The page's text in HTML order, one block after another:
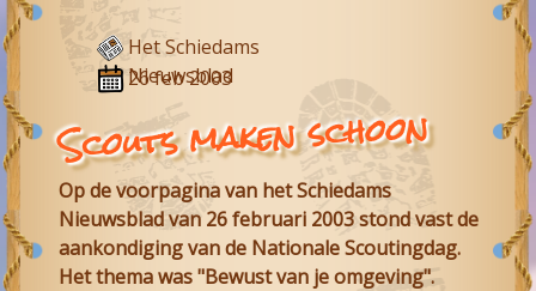
Het Schiedams
Nieuwsblad
26 feb 2003
Scouts maken schoon
Op de voorpagina van het Schiedams
Nieuwsblad van 26 februari 2003 stond vast de
aankondiging van de Nationale Scoutingdag.
Het thema was "Bewust van je omgeving".